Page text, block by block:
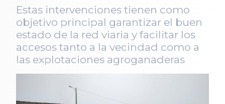
Estas intervenciones tienen como
objetivo principal garantizar el buen
estado de la red viaria y facilitar los
accesos tanto a la vecindad como a
las explotaciones agroganaderas